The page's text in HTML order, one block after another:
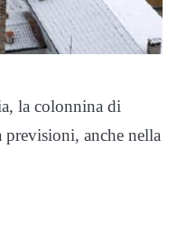
la colonnina di
previsioni, anche nella